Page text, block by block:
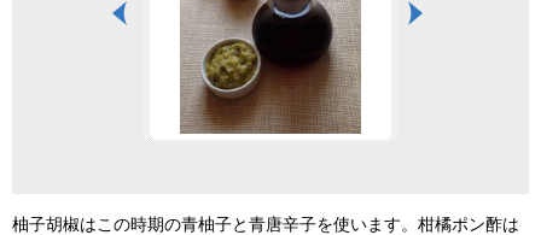
柚子胡椒はこの時期の青柚子と青唐辛子を使います。柑橘ポン酢は